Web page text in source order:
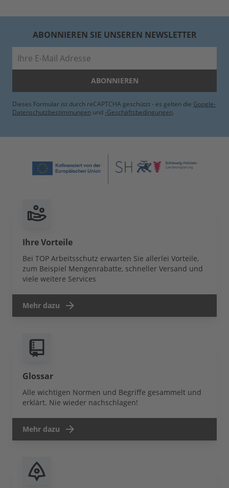
ABONNIEREN SIE UNSEREN NEWSLETTER
ABONNIEREN
Dieses Formular ist durch reCAPTCHA geschützt - es gelten die Google-
Datenschutzbestimmungen und -Geschäftsbedingungen.
Ihre Vorteile
Bei TOP Arbeitsschutz erwarten Sie allerlei Vorteile,
zum Beispiel Mengenrabatte, schneller Versand und
viele weitere Services
Mehr dazu
Glossar
Alle wichtigen Normen und Begriffe gesammelt und
erklärt. Nie wieder nachschlagen!
Mehr dazu